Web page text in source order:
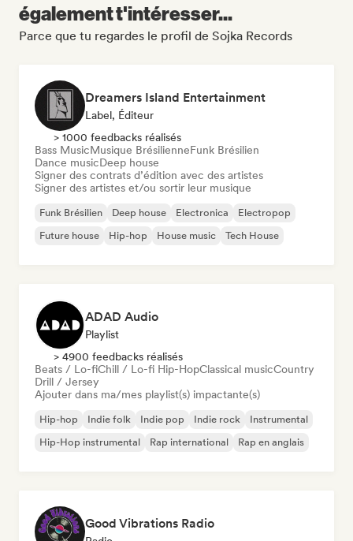
également t'intéresser...
Parce que tu regardes le profil de Sojka Records
Dreamers Island Entertainment
Label, Éditeur
> 1000 feedbacks réalisés
Bass MusicMusique BrésilienneFunk Brésilien
Dance musicDeep house
Signer des contrats d’édition avec des artistes
Signer des artistes et/ou sortir leur musique
Funk Brésilien Deep house Electronica
Electropop
Future house
Hip-hop House music Tech House
ADAD Audio
Playlist
> 4900 feedbacks réalisés
Beats / Lo-fiChill / Lo-fi Hip-HopClassical musicCountry
Drill / Jersey
Ajouter dans ma/mes playlist(s) impactante(s)
Hip-hop Indie folk Indie pop Indie rock
Instrumental
Hip-Hop instrumental
Rap international Rap en anglais
Good Vibrations Radio